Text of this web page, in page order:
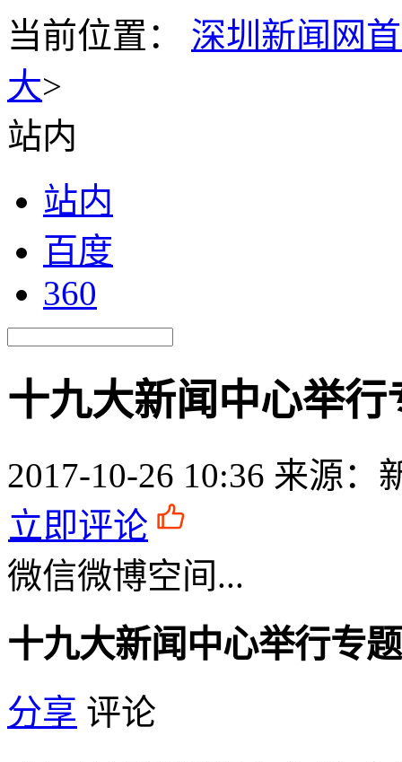
当前位置： 深圳新闻网
大>
站内
站内
百度
360
十九大新闻中心举
2017-10-26 10:36 来源：
立即评论
微信微博空间...
十九大新闻中心举行专
分享 评论